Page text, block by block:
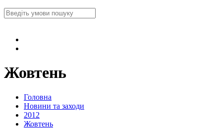
Жовтень
Головна
Новини та заходи
2012
Жовтень